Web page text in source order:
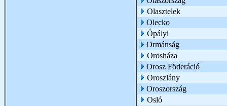
Olasztelek
Olecko
Ópályi
Ormánság
Orosháza
Orosz Föderáció
Oroszlány
Oroszország
Osló